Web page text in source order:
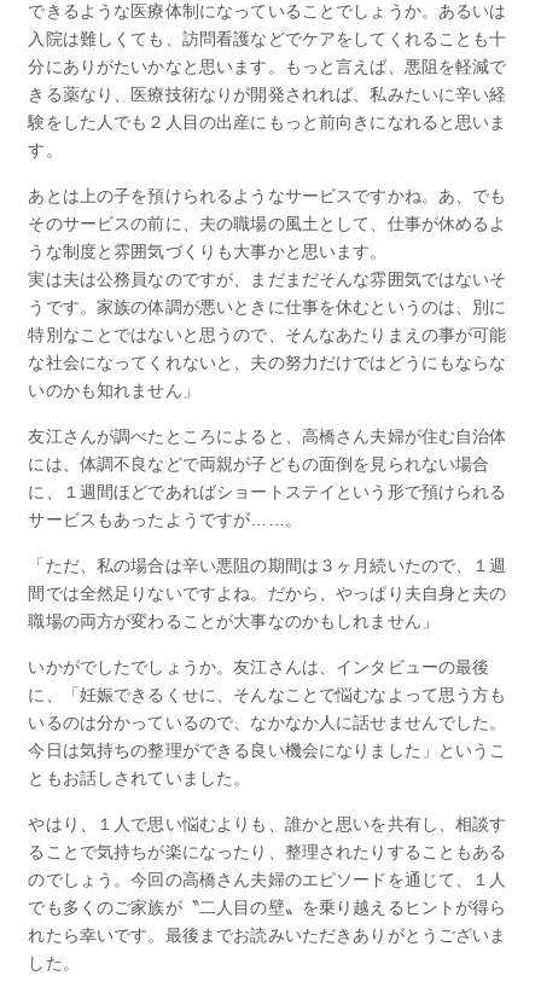
できるような医療体制になっていることでしょうか。あるいは
入院は難しくても、訪問看護などでケアをしてくれることも十
分にありがたいかなと思います。もっと言えば、悪阻を軽減で
きる薬なり、医療技術なりが開発されれば、私みたいに辛い経
験をした人でも２人目の出産にもっと前向きになれると思いま
す。
あとは上の子を預けられるようなサービスですかね。あ、でも
そのサービスの前に、夫の職場の風土として、仕事が休めるよ
うな制度と雰囲気づくりも大事かと思います。
実は夫は公務員なのですが、まだまだそんな雰囲気ではないそ
うです。家族の体調が悪いときに仕事を休むというのは、別に
特別なことではないと思うので、そんなあたりまえの事が可能
な社会になってくれないと、夫の努力だけではどうにもならな
いのかも知れません」
友江さんが調べたところによると、高橋さん夫婦が住む自治体
には、体調不良などで両親が子どもの面倒を見られない場合
に、１週間ほどであればショートステイという形で預けられる
サービスもあったようですが……。
「ただ、私の場合は辛い悪阻の期間は３ヶ月続いたので、１週
間では全然足りないですよね。だから、やっぱり夫自身と夫の
職場の両方が変わることが大事なのかもしれません」
いかがでしたでしょうか。友江さんは、インタビューの最後
に、「妊娠できるくせに、そんなことで悩むなよって思う方も
いるのは分かっているので、なかなか人に話せませんでした。
今日は気持ちの整理ができる良い機会になりました」というこ
ともお話しされていました。
やはり、１人で思い悩むよりも、誰かと思いを共有し、相談す
ることで気持ちが楽になったり、整理されたりすることもある
のでしょう。今回の高橋さん夫婦のエピソードを通じて、１人
でも多くのご家族が〝二人目の壁〟を乗り越えるヒントが得ら
れたら幸いです。最後までお読みいただきありがとうございま
した。